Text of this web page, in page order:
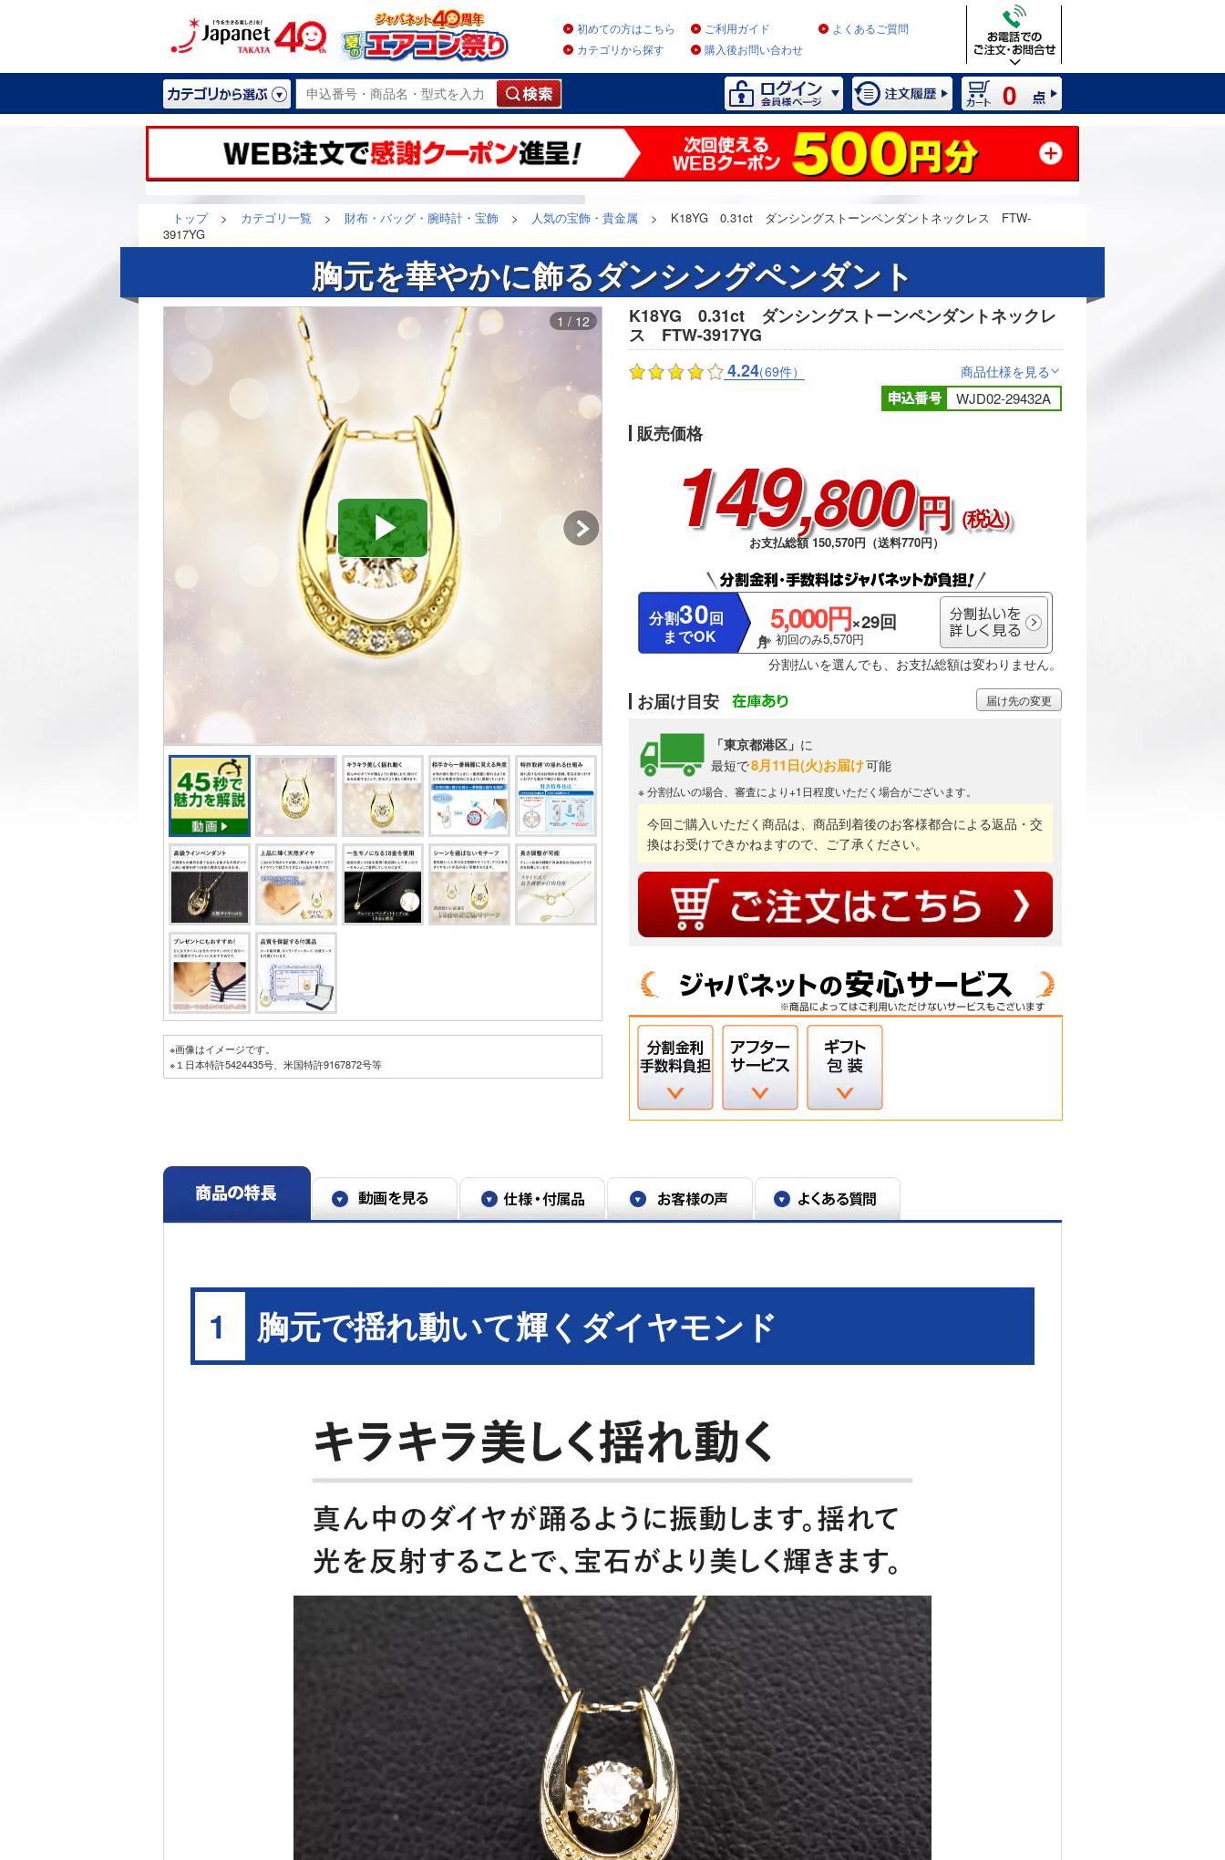
初めての方はこちら ご利用ガイド
よくあるご質問
カテゴリから探す
購入後お問い合わせ
0
トップ > カテゴリ一覧 > 財布・バッグ・腕時計・宝飾 > 人気の宝飾・貴金属 >
K18YG 0.31ct ダンシングストーンペンダントネックレス FTW-
3917YG
胸元を華やかに飾るダンシングペンダント
1 / 12 2 / 12
※画像はイメージです。
※１日本特許5424435号、米国特許9167872号等
K18YG 0.31ct ダンシングストーンペンダントネックレ
ス FTW-3917YG
4.24（69件） 商品仕様を見る>
WJD02-29432A
販売価格
149,800円 （税込）
お支払総額 150,570円（送料770円）
分割30回
までOK
5,000円×29回
※ 初回のみ5,570円
分割払いを選んでも、お支払総額は変わりません。
お届け目安
「東京都港区」 に
最短で8月11日(火)お届け可能
※ 分割払いの場合、審査により+1日程度いただく場合がございます。
届け先の変更
今回ご購入いただく商品は、商品到着後のお客様都合による返品・交
換はお受けできかねますので、ご了承ください。
1 胸元で揺れ動いて輝くダイヤモンド